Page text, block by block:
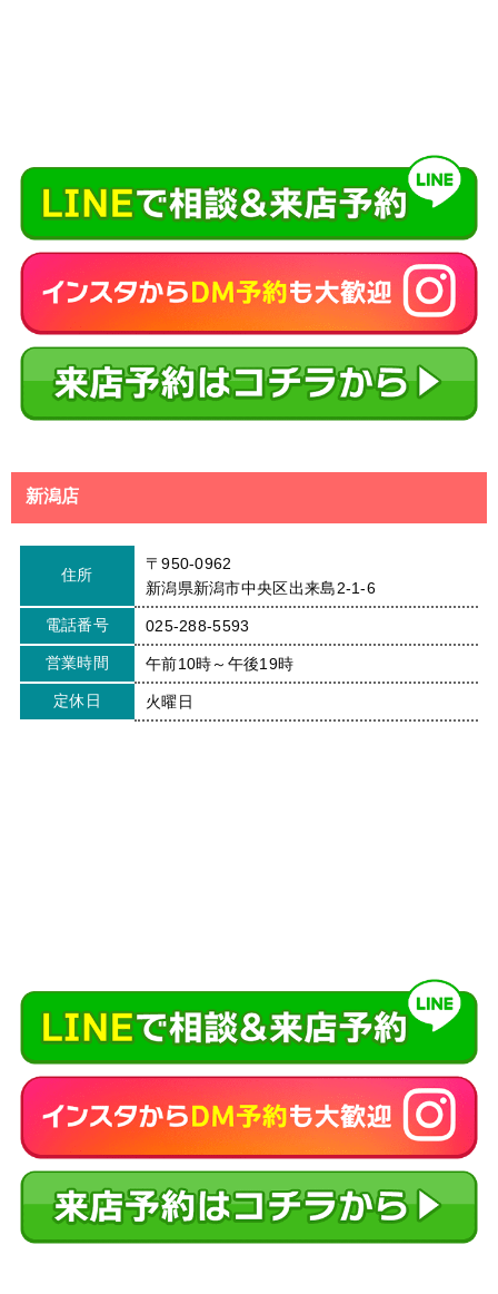
新潟店
住所
〒950-0962
新潟県新潟市中央区出来島2-1-6
電話番号 025-288-5593
営業時間 午前10時～午後19時
定休日 火曜日